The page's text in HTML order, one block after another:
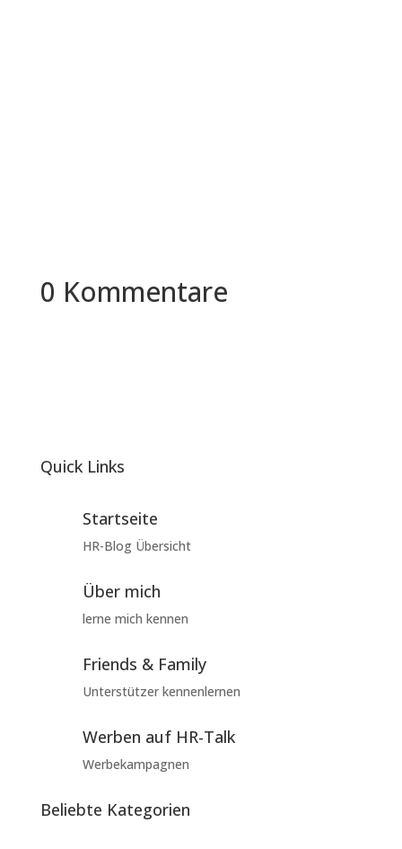
0 Kommentare
Quick Links
Startseite
HR-Blog Übersicht
Über mich
lerne mich kennen
Friends & Family
Unterstützer kennenlernen
Werben auf HR-Talk
Werbekampagnen
Beliebte Kategorien